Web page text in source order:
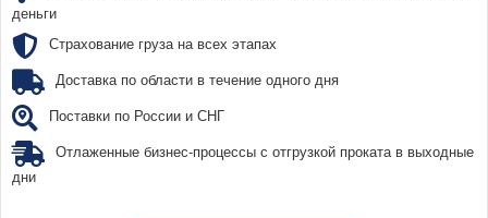
деньги
Страхование груза на всех этапах
Доставка по области в течение одного дня
Поставки по России и СНГ
Отлаженные бизнес-процессы с отгрузкой проката в выходные
дни